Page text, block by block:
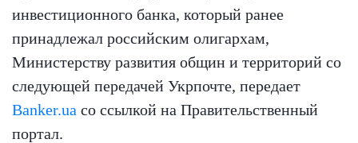
инвестиционного банка, который ранее
принадлежал российским олигархам,
Министерству развития общин и территорий со
следующей передачей Укрпочте, передает
Banker.ua со ссылкой на Правительственный
портал.